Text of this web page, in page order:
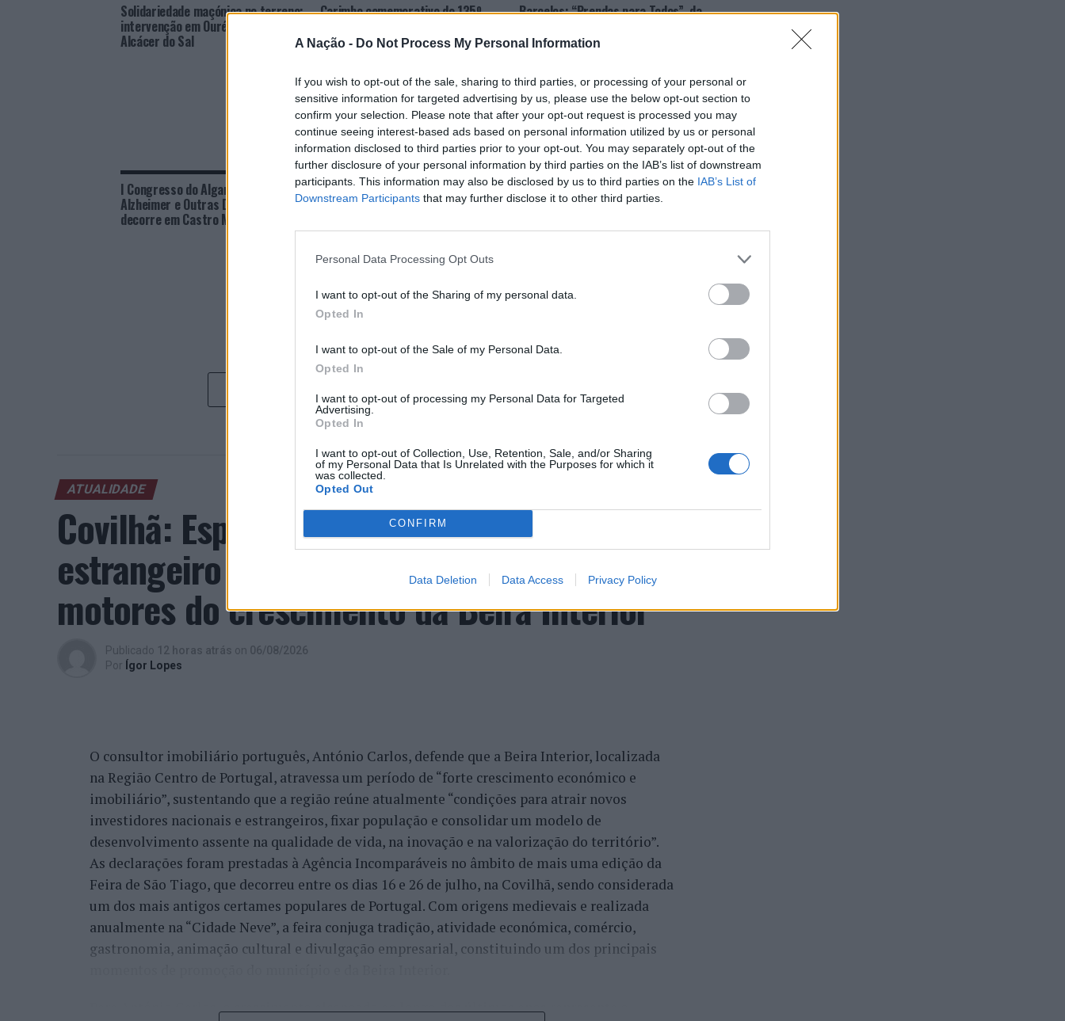
A Nação - Do Not Process My Personal Information
If you wish to opt-out of the sale, sharing to third parties, or processing of your personal or
sensitive information for targeted advertising by us, please use the below opt-out section to
confirm your selection. Please note that after your opt-out request is processed you may
continue seeing interest-based ads based on personal information utilized by us or personal
information disclosed to third parties prior to your opt-out. You may separately opt-out of the
further disclosure of your personal information by third parties on the IAB’s list of downstream
participants. This information may also be disclosed by us to third parties on the IAB’s List of
Downstream Participants that may further disclose it to other third parties.
Personal Data Processing Opt Outs
I want to opt-out of the Sharing of my personal data.
Opted In
I want to opt-out of the Sale of my Personal Data.
Opted In
I want to opt-out of processing my Personal Data for Targeted
Advertising.
Opted In
I want to opt-out of Collection, Use, Retention, Sale, and/or Sharing
of my Personal Data that Is Unrelated with the Purposes for which it
was collected.
Opted Out
CONFIRM
Data Deletion Data Access Privacy Policy
Solidariedade maçónica no terreno:
intervenção em Ourém, Leiria e
Alcácer do Sal
Carimbo comemorativo do 135º
apresentado em Castro Marim
Barcelos: “Prendas para Todos”, da
crianças já apoiadas
I Congresso do Algarve de
Alzheimer e Outras Demências
decorre em Castro Marim
Banda Musical Castromarinense
surpreende banhistas das praias de
Castro Marim: Professor de artes
colabora com Município e grafita
ATUALIDADE
Covilhã: Especialista aponta investimento
estrangeiro e valorização imobiliária como
motores do crescimento da Beira Interior
Publicado 12 horas atrás on 06/08/2026
Por Ígor Lopes
O consultor imobiliário português, António Carlos, defende que a Beira Interior, localizada
na Região Centro de Portugal, atravessa um período de “forte crescimento económico e
imobiliário”, sustentando que a região reúne atualmente “condições para atrair novos
investidores nacionais e estrangeiros, fixar população e consolidar um modelo de
desenvolvimento assente na qualidade de vida, na inovação e na valorização do território”.
As declarações foram prestadas à Agência Incomparáveis no âmbito de mais uma edição da
Feira de São Tiago, que decorreu entre os dias 16 e 26 de julho, na Covilhã, sendo considerada
um dos mais antigos certames populares de Portugal. Com origens medievais e realizada
anualmente na “Cidade Neve”, a feira conjuga tradição, atividade económica, comércio,
gastronomia, animação cultural e divulgação empresarial, constituindo um dos principais
Para António Carlos, o crescimento alcançado ao longo dos últimos anos representa o